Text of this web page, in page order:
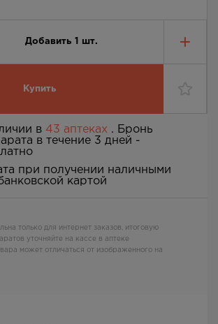
Добавить 1 шт.
Купить
в 43 аптеках . Бронь
в течение 3 дней -
при получении наличными
картой
только для интернет заказов, итоговую
уточняйте на кассе в аптеке
может отличаться от изображенного на